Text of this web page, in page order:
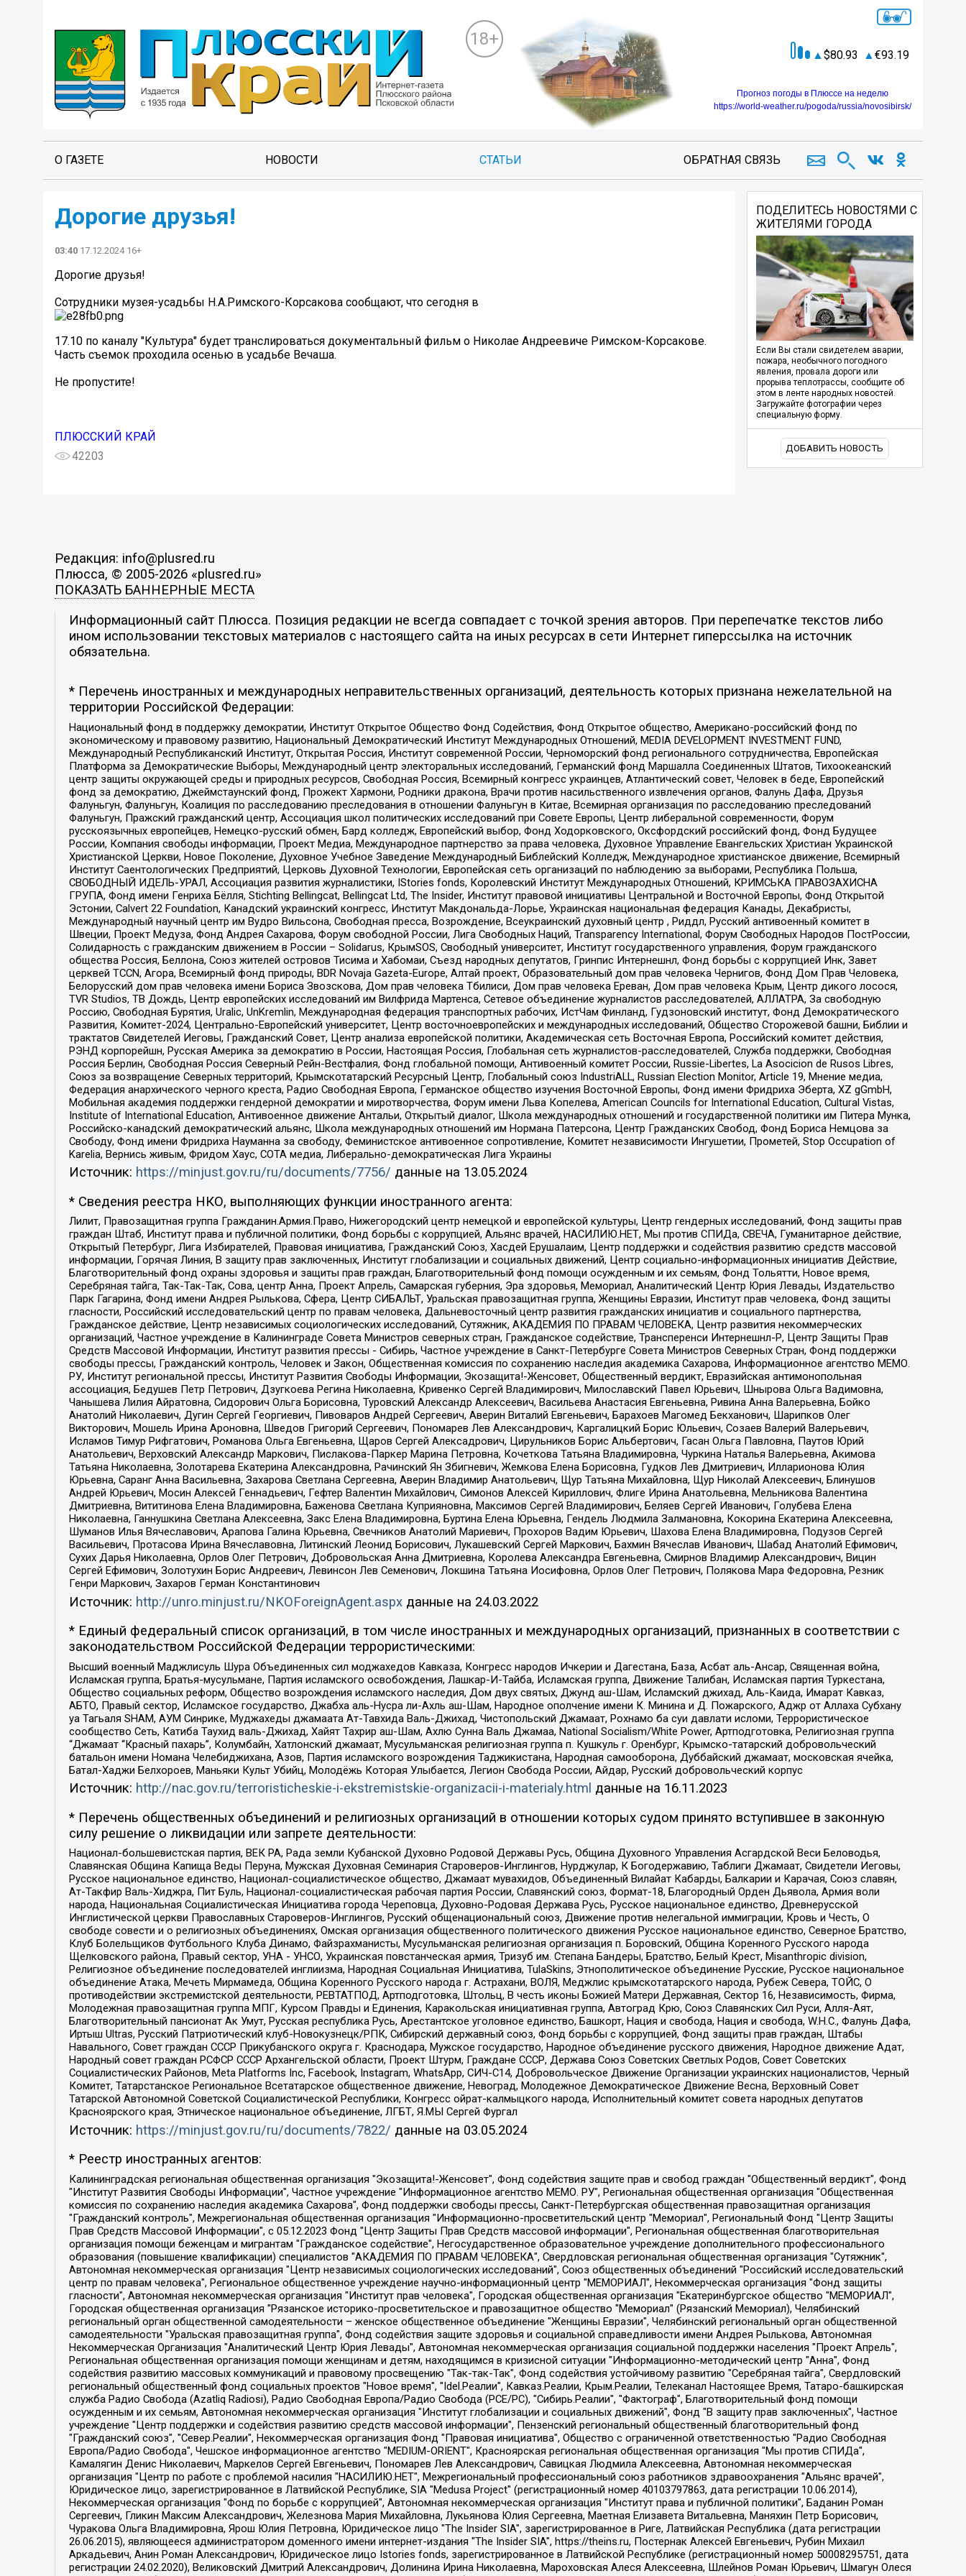
18+
80.93 93.19
Прогноз погоды в Плюссе на неделю
https://world-weather.ru/pogoda/russia/novosibirsk/
О ГАЗЕТЕ НОВОСТИ СТАТЬИ ОБРАТНАЯ СВЯЗЬ
Дорогие друзья!
03:40 17.12.2024 16+
Дорогие друзья!
Сотрудники музея-усадьбы Н.А.Римского-Корсакова сообщают, что сегодня в
17.10 по каналу "Культура" будет транслироваться документальный фильм о Николае Андреевиче Римском-Корсакове.
Часть съемок проходила осенью в усадьбе Вечаша.
Не пропустите!
ПЛЮССКИЙ КРАЙ
42203
ПОДЕЛИТЕСЬ НОВОСТЯМИ С
ЖИТЕЛЯМИ ГОРОДА
Если Вы стали свидетелем аварии,
пожара, необычного погодного
явления, провала дороги или
прорыва теплотрассы, сообщите об
этом в ленте народных новостей.
Загружайте фотографии через
специальную форму.
ДОБАВИТЬ НОВОСТЬ
Редакция: info@plusred.ru
Плюсса, © 2005-2026 «plusred.ru»
ПОКАЗАТЬ БАННЕРНЫЕ МЕСТА
Информационный сайт Плюсса. Позиция редакции не всегда совпадает с точкой зрения авторов. При перепечатке текстов либо
ином использовании текстовых материалов с настоящего сайта на иных ресурсах в сети Интернет гиперссылка на источник
обязательна.
* Перечень иностранных и международных неправительственных организаций, деятельность которых признана нежелательной на
территории Российской Федерации:
Национальный фонд в поддержку демократии, Институт Открытое Общество Фонд Содействия, Фонд Открытое общество, Американо-российский фонд по
экономическому и правовому развитию, Национальный Демократический Институт Международных Отношений, MEDIA DEVELOPMENT INVESTMENT FUND,
Международный Республиканский Институт, Открытая Россия, Институт современной России, Черноморский фонд регионального сотрудничества, Европейская
Платформа за Демократические Выборы, Международный центр электоральных исследований, Германский фонд Маршалла Соединенных Штатов, Тихоокеанский
центр защиты окружающей среды и природных ресурсов, Свободная Россия, Всемирный конгресс украинцев, Атлантический совет, Человек в беде, Европейский
фонд за демократию, Джеймстаунский фонд, Прожект Хармони, Родники дракона, Врачи против насильственного извлечения органов, Фалунь Дафа, Друзья
Фалуньгун, Фалуньгун, Коалиция по расследованию преследования в отношении Фалуньгун в Китае, Всемирная организация по расследованию преследований
Фалуньгун, Пражский гражданский центр, Ассоциация школ политических исследований при Совете Европы, Центр либеральной современности, Форум
русскоязычных европейцев, Немецко-русский обмен, Бард колледж, Европейский выбор, Фонд Ходорковского, Оксфордский российский фонд, Фонд Будущее
России, Компания свободы информации, Проект Медиа, Международное партнерство за права человека, Духовное Управление Евангельских Христиан Украинской
Христианской Церкви, Новое Поколение, Духовное Учебное Заведение Международный Библейский Колледж, Международное христианское движение, Всемирный
Институт Саентологических Предприятий, Церковь Духовной Технологии, Европейская сеть организаций по наблюдению за выборами, Республика Польша,
СВОБОДНЫЙ ИДЕЛЬ-УРАЛ, Ассоциация развития журналистики, IStories fonds, Королевский Институт Международных Отношений, КРИМСЬКА ПРАВОЗАХИСНА
ГРУПА, Фонд имени Генриха Бёлля, Stichting Bellingcat, Bellingcat Ltd, The Insider, Институт правовой инициативы Центральной и Восточной Европы, Фонд Открытой
Эстонии, Calvert 22 Foundation, Канадский украинский конгресс, Институт Макдональда-Лорье, Украинская национальная федерация Канады, Декабристы,
Международный научный центр им Вудро Вильсона, Свободная пресса, Возрождение, Всеукраинский духовный центр , Риддл, Русский антивоенный комитет в
Швеции, Проект Медуза, Фонд Андрея Сахарова, Форум свободной России, Лига Свободных Наций, Transparеncy International, Форум Свободных Народов ПостРоссии,
Солидарность с гражданским движением в России – Solidarus, КрымSOS, Свободный университет, Институт государственного управления, Форум гражданского
общества Россия, Беллона, Союз жителей островов Тисима и Хабомаи, Съезд народных депутатов, Гринпис Интернешнл, Фонд борьбы с коррупцией Инк, Завет
церквей TCCN, Агора, Всемирный фонд природы, BDR Novaja Gazeta-Europe, Алтай проект, Образовательный дом прав человека Чернигов, Фонд Дом Прав Человека,
Белорусский дом прав человека имени Бориса Звозскова, Дом прав человека Тбилиси, Дом прав человека Ереван, Дом прав человека Крым, Центр дикого лосося,
TVR Studios, ТВ Дождь, Центр европейских исследований им Вилфрида Мартенса, Сетевое объединение журналистов расследователей, АЛЛАТРА, За свободную
Россию, Свободная Бурятия, Uralic, UnKremlin, Международная федерация транспортных рабочих, ИстЧам Финланд, Гудзоновский институт, Фонд Демократического
Развития, Комитет-2024, Центрально-Европейский университет, Центр восточноевропейских и международных исследований, Общество Сторожевой башни, Библии и
трактатов Свидетелей Иеговы, Гражданский Совет, Центр анализа европейской политики, Академическая сеть Восточная Европа, Российский комитет действия,
РЭНД корпорейшн, Русская Америка за демократию в России, Настоящая Россия, Глобальная сеть журналистов-расследователей, Служба поддержки, Свободная
Россия Берлин, Свободная Россия Северный Рейн-Вестфалия, Фонд глобальной помощи, Антивоенный комитет России, Russie-Libertes, La Asocicion de Rusos Libres,
Союз за возвращение Северных территорий, Крымскотатарский Ресурсный Центр, Глобальный союз IndustriALL, Russian Election Monitor, Article 19, Мнение медиа,
Федерация анархического черного креста, Радио Свободная Европа, Германское общество изучения Восточной Европы, Фонд имени Фридриха Эберта, XZ gGmbH,
Мобильная академия поддержки гендерной демократии и миротворчества, Форум имени Льва Копелева, American Councils for International Education, Cultural Vistas,
Institute of International Education, Антивоенное движение Антальи, Открытый диалог, Школа международных отношений и государственной политики им Питера Мунка,
Российско-канадский демократический альянс, Школа международных отношений им Нормана Патерсона, Центр Гражданских Свобод, Фонд Бориса Немцова за
Свободу, Фонд имени Фридриха Науманна за свободу, Феминистское антивоенное сопротивление, Комитет независимости Ингушетии, Прометей, Stop Occupation of
Karelia, Вернись живым, Фридом Хаус, СОТА медиа, Либерально-демократическая Лига Украины
Источник: https://minjust.gov.ru/ru/documents/7756/ данные на 13.05.2024
* Сведения реестра НКО, выполняющих функции иностранного агента:
Лилит, Правозащитная группа Гражданин.Армия.Право, Нижегородский центр немецкой и европейской культуры, Центр гендерных исследований, Фонд защиты прав
граждан Штаб, Институт права и публичной политики, Фонд борьбы с коррупцией, Альянс врачей, НАСИЛИЮ.НЕТ, Мы против СПИДа, СВЕЧА, Гуманитарное действие,
Открытый Петербург, Лига Избирателей, Правовая инициатива, Гражданский Союз, Хасдей Ерушалаим, Центр поддержки и содействия развитию средств массовой
информации, Горячая Линия, В защиту прав заключенных, Институт глобализации и социальных движений, Центр социально-информационных инициатив Действие,
Благотворительный фонд охраны здоровья и защиты прав граждан, Благотворительный фонд помощи осужденным и их семьям, Фонд Тольятти, Новое время,
Серебряная тайга, Так-Так-Так, Сова, центр Анна, Проект Апрель, Самарская губерния, Эра здоровья, Мемориал, Аналитический Центр Юрия Левады, Издательство
Парк Гагарина, Фонд имени Андрея Рылькова, Сфера, Центр СИБАЛЬТ, Уральская правозащитная группа, Женщины Евразии, Институт прав человека, Фонд защиты
гласности, Российский исследовательский центр по правам человека, Дальневосточный центр развития гражданских инициатив и социального партнерства,
Гражданское действие, Центр независимых социологических исследований, Сутяжник, АКАДЕМИЯ ПО ПРАВАМ ЧЕЛОВЕКА, Центр развития некоммерческих
организаций, Частное учреждение в Калининграде Совета Министров северных стран, Гражданское содействие, Трансперенси Интернешнл-Р, Центр Защиты Прав
Средств Массовой Информации, Институт развития прессы - Сибирь, Частное учреждение в Санкт-Петербурге Совета Министров Северных Стран, Фонд поддержки
свободы прессы, Гражданский контроль, Человек и Закон, Общественная комиссия по сохранению наследия академика Сахарова, Информационное агентство МЕМО.
РУ, Институт региональной прессы, Институт Развития Свободы Информации, Экозащита!-Женсовет, Общественный вердикт, Евразийская антимонопольная
ассоциация, Бедушев Петр Петрович, Дзугкоева Регина Николаевна, Кривенко Сергей Владимирович, Милославский Павел Юрьевич, Шнырова Ольга Вадимовна,
Чанышева Лилия Айратовна, Сидорович Ольга Борисовна, Туровский Александр Алексеевич, Васильева Анастасия Евгеньевна, Ривина Анна Валерьевна, Бойко
Анатолий Николаевич, Дугин Сергей Георгиевич, Пивоваров Андрей Сергеевич, Аверин Виталий Евгеньевич, Барахоев Магомед Бекханович, Шарипков Олег
Викторович, Мошель Ирина Ароновна, Шведов Григорий Сергеевич, Пономарев Лев Александрович, Каргалицкий Борис Юльевич, Созаев Валерий Валерьевич,
Исламов Тимур Рифгатович, Романова Ольга Евгеньевна, Щаров Сергей Алексадрович, Цирульников Борис Альбертович, Гасан Ольга Павловна, Паутов Юрий
Анатольевич, Верховский Александр Маркович, Пислакова-Паркер Марина Петровна, Кочеткова Татьяна Владимировна, Чуркина Наталья Валерьевна, Акимова
Татьяна Николаевна, Золотарева Екатерина Александровна, Рачинский Ян Збигневич, Жемкова Елена Борисовна, Гудков Лев Дмитриевич, Илларионова Юлия
Юрьевна, Саранг Анна Васильевна, Захарова Светлана Сергеевна, Аверин Владимир Анатольевич, Щур Татьяна Михайловна, Щур Николай Алексеевич, Блинушов
Андрей Юрьевич, Мосин Алексей Геннадьевич, Гефтер Валентин Михайлович, Симонов Алексей Кириллович, Флиге Ирина Анатольевна, Мельникова Валентина
Дмитриевна, Вититинова Елена Владимировна, Баженова Светлана Куприяновна, Максимов Сергей Владимирович, Беляев Сергей Иванович, Голубева Елена
Николаевна, Ганнушкина Светлана Алексеевна, Закс Елена Владимировна, Буртина Елена Юрьевна, Гендель Людмила Залмановна, Кокорина Екатерина Алексеевна,
Шуманов Илья Вячеславович, Арапова Галина Юрьевна, Свечников Анатолий Мариевич, Прохоров Вадим Юрьевич, Шахова Елена Владимировна, Подузов Сергей
Васильевич, Протасова Ирина Вячеславовна, Литинский Леонид Борисович, Лукашевский Сергей Маркович, Бахмин Вячеслав Иванович, Шабад Анатолий Ефимович,
Сухих Дарья Николаевна, Орлов Олег Петрович, Добровольская Анна Дмитриевна, Королева Александра Евгеньевна, Смирнов Владимир Александрович, Вицин
Сергей Ефимович, Золотухин Борис Андреевич, Левинсон Лев Семенович, Локшина Татьяна Иосифовна, Орлов Олег Петрович, Полякова Мара Федоровна, Резник
Генри Маркович, Захаров Герман Константинович
Источник: http://unro.minjust.ru/NKOForeignAgent.aspxданные на 24.03.2022
* Единый федеральный список организаций, в том числе иностранных и международных организаций, признанных в соответствии с
законодательством Российской Федерации террористическими:
Высший военный Маджлисуль Шура Объединенных сил моджахедов Кавказа, Конгресс народов Ичкерии и Дагестана, База, Асбат аль-Ансар, Священная война,
Исламская группа, Братья-мусульмане, Партия исламского освобождения, Лашкар-И-Тайба, Исламская группа, Движение Талибан, Исламская партия Туркестана,
Общество социальных реформ, Общество возрождения исламского наследия, Дом двух святых, Джунд аш-Шам, Исламский джихад, Аль-Каида, Имарат Кавказ,
АБТО, Правый сектор, Исламское государство, Джабха аль-Нусра ли-Ахль аш-Шам, Народное ополчение имени К. Минина и Д. Пожарского, Аджр от Аллаха Субхану
уа Тагьаля SHAM, АУМ Синрике, Муджахеды джамаата Ат-Тавхида Валь-Джихад, Чистопольский Джамаат, Рохнамо ба суи давлати исломи, Террористическое
сообщество Сеть, Катиба Таухид валь-Джихад, Хайят Тахрир аш-Шам, Ахлю Сунна Валь Джамаа, National Socialism/White Power, Артподготовка, Религиозная группа
“Джамаат “Красный пахарь”, Колумбайн, Хатлонский джамаат, Мусульманская религиозная группа п. Кушкуль г. Оренбург, Крымско-татарский добровольческий
батальон имени Номана Челебиджихана, Азов, Партия исламского возрождения Таджикистана, Народная самооборона, Дуббайский джамаат, московская ячейка,
Батал-Хаджи Белхороев, Маньяки Культ Убийц, Молодёжь Которая Улыбается, Легион Свобода России, Айдар, Русский добровольческий корпус
Источник: http://nac.gov.ru/terroristicheskie-i-ekstremistskie-organizacii-i-materialy.html данные на 16.11.2023
* Перечень общественных объединений и религиозных организаций в отношении которых судом принято вступившее в законную
силу решение о ликвидации или запрете деятельности:
Национал-большевистская партия, ВЕК РА, Рада земли Кубанской Духовно Родовой Державы Русь, Община Духовного Управления Асгардской Веси Беловодья,
Славянская Община Капища Веды Перуна, Мужская Духовная Семинария Староверов-Инглингов, Нурджулар, К Богодержавию, Таблиги Джамаат, Свидетели Иеговы,
Русское национальное единство, Национал-социалистическое общество, Джамаат мувахидов, Объединенный Вилайат Кабарды, Балкарии и Карачая, Союз славян,
Ат-Такфир Валь-Хиджра, Пит Буль, Национал-социалистическая рабочая партия России, Славянский союз, Формат-18, Благородный Орден Дьявола, Армия воли
народа, Национальная Социалистическая Инициатива города Череповца, Духовно-Родовая Держава Русь, Русское национальное единство, Древнерусской
Инглистической церкви Православных Староверов-Инглингов, Русский общенациональный союз, Движение против нелегальной иммиграции, Кровь и Честь, О
свободе совести и о религиозных объединениях, Омская организация общественного политического движения Русское национальное единство, Северное Братство,
Клуб Болельщиков Футбольного Клуба Динамо, Файзрахманисты, Мусульманская религиозная организация п. Боровский, Община Коренного Русского народа
Щелковского района, Правый сектор, УНА - УНСО, Украинская повстанческая армия, Тризуб им. Степана Бандеры, Братство, Белый Крест, Misanthropic division,
Религиозное объединение последователей инглиизма, Народная Социальная Инициатива, TulaSkins, Этнополитическое объединение Русские, Русское национальное
объединение Атака, Мечеть Мирмамеда, Община Коренного Русского народа г. Астрахани, ВОЛЯ, Меджлис крымскотатарского народа, Рубеж Севера, ТОЙС, О
противодействии экстремистской деятельности, РЕВТАТПОД, Артподготовка, Штольц, В честь иконы Божией Матери Державная, Сектор 16, Независимость, Фирма,
Молодежная правозащитная группа МПГ, Курсом Правды и Единения, Каракольская инициативная группа, Автоград Крю, Союз Славянских Сил Руси, Алля-Аят,
Благотворительный пансионат Ак Умут, Русская республика Русь, Арестантское уголовное единство, Башкорт, Нация и свобода, Нация и свобода, W.H.С., Фалунь Дафа,
Иртыш Ultras, Русский Патриотический клуб-Новокузнецк/РПК, Сибирский державный союз, Фонд борьбы с коррупцией, Фонд защиты прав граждан, Штабы
Навального, Совет граждан СССР Прикубанского округа г. Краснодара, Мужское государство, Народное объединение русского движения, Народное движение Адат,
Народный совет граждан РСФСР СССР Архангельской области, Проект Штурм, Граждане СССР, Держава Союз Советских Светлых Родов, Совет Советских
Социалистических Районов, Meta Platforms Inc, Facebook, Instagram, WhatsApp, СИЧ-С14, Добровольческое Движение Организации украинских националистов, Черный
Комитет, Татарстанское Региональное Всетатарское общественное движение, Невоград, Молодежное Демократическое Движение Весна, Верховный Совет
Татарской Автономной Советской Социалистической Республики, Конгресс ойрат-калмыцкого народа, Исполнительный комитет совета народных депутатов
Красноярского края, Этническое национальное объединение, ЛГБТ, Я.МЫ Сергей Фургал
Источник: https://minjust.gov.ru/ru/documents/7822/ данные на 03.05.2024
* Реестр иностранных агентов:
Калининградская региональная общественная организация "Экозащита!-Женсовет", Фонд содействия защите прав и свобод граждан "Общественный вердикт", Фонд "Институт Развития Свободы Информации", Частное учреждение "Информационное агентство МЕМО. РУ", Региональная общественная организация "Общественная комиссия по сохранению наследия академика Сахарова", Фонд поддержки свободы прессы, Санкт-Петербургская общественная правозащитная организация "Гражданский контроль", Межрегиональная общественная организация "Информационно-просветительский центр "Мемориал", Региональный Фонд "Центр Защиты Прав Средств Массовой Информации", с 05.12.2023 Фонд "Центр Защиты Прав Средств массовой информации", Региональная общественная благотворительная организация помощи беженцам и мигрантам "Гражданское содействие", Негосударственное образовательное учреждение дополнительного профессионального образования (повышение квалификации) специалистов "АКАДЕМИЯ ПО ПРАВАМ ЧЕЛОВЕКА", Свердловская региональная общественная организация "Сутяжник", Автономная некоммерческая организация "Центр независимых социологических исследований", Союз общественных объединений "Российский исследовательский центр по правам человека", Региональное общественное учреждение научно-информационный центр "МЕМОРИАЛ", Некоммерческая организация "Фонд защиты гласности", Автономная некоммерческая организация "Институт прав человека", Городская общественная организация "Екатеринбургское общество "МЕМОРИАЛ", Городская общественная организация "Рязанское историко-просветительское и правозащитное общество "Мемориал" (Рязанский Мемориал), Челябинский региональный орган общественной самодеятельности – женское общественное объединение "Женщины Евразии", Челябинский региональный орган общественной самодеятельности "Уральская правозащитная группа", Фонд содействия защите здоровья и социальной справедливости имени Андрея Рылькова, Автономная Некоммерческая Организация "Аналитический Центр Юрия Левады", Автономная некоммерческая организация социальной поддержки населения "Проект Апрель", Региональная общественная организация помощи женщинам и детям, находящимся в кризисной ситуации "Информационно-методический центр "Анна", Фонд содействия развитию массовых коммуникаций и правовому просвещению "Так-так-Так", Фонд содействия устойчивому развитию "Серебряная тайга", Свердловский региональный общественный фонд социальных проектов "Новое время", "Idel.Реалии", Кавказ.Реалии, Крым.Реалии, Телеканал Настоящее Время, Татаро-башкирская служба Радио Свобода (Azatliq Radiosi), Радио Свободная Европа/Радио Свобода (PCE/PC), "Сибирь.Реалии", "Фактограф", Благотворительный фонд помощи осужденным и их семьям, Автономная некоммерческая организация "Институт глобализации и социальных движений", Фонд "В защиту прав заключенных", Частное учреждение "Центр поддержки и содействия развитию средств массовой информации", Пензенский региональный общественный благотворительный фонд "Гражданский союз", "Север.Реалии", Некоммерческая организация Фонд "Правовая инициатива", Общество с ограниченной ответственностью "Радио Свободная Европа/Радио Свобода", Чешское информационное агентство "MEDIUM-ORIENT", Красноярская региональная общественная организация "Мы против СПИДа", Камалягин Денис Николаевич, Маркелов Сергей Евгеньевич, Пономарев Лев Александрович, Савицкая Людмила Алексеевна, Автономная некоммерческая организация "Центр по работе с проблемой насилия "НАСИЛИЮ.НЕТ", Межрегиональный профессиональный союз работников здравоохранения "Альянс врачей", Юридическое лицо, зарегистрированное в Латвийской Республике, SIA "Medusa Project" (регистрационный номер 40103797863, дата регистрации 10.06.2014), Некоммерческая организация "Фонд по борьбе с коррупцией", Автономная некоммерческая организация "Институт права и публичной политики", Баданин Роман Сергеевич, Гликин Максим Александрович, Железнова Мария Михайловна, Лукьянова Юлия Сергеевна, Маетная Елизавета Витальевна, Маняхин Петр Борисович, Чуракова Ольга Владимировна, Ярош Юлия Петровна, Юридическое лицо "The Insider SIA", зарегистрированное в Риге, Латвийская Республика (дата регистрации 26.06.2015), являющееся администратором доменного имени интернет-издания "The Insider SIA", https://theins.ru, Постернак Алексей Евгеньевич, Рубин Михаил Аркадьевич, Анин Роман Александрович, Юридическое лицо Istories fonds, зарегистрированное в Латвийской Республике (регистрационный номер 50008295751, дата регистрации 24.02.2020), Великовский Дмитрий Александрович, Долинина Ирина Николаевна, Мароховская Алеся Алексеевна, Шлейнов Роман Юрьевич, Шмагун Олеся Валентиновна, Общество с ограниченной ответственностью "Альтаир 2021", Общество с ограниченной ответственностью "Вега 2021", Общество с ограниченной ответственностью "Главный редактор 2021", Общество с ограниченной ответственностью "Ромашки монолит", Важенков Артем Валерьевич, Ивановская областная общественная организация "Центр гендерных исследований", Гурман Юрий Альбертович, Медиапроект "ОВД-Инфо", Егоров Владимир Владимирович, Жилинский Владимир Александрович, Общество с ограниченной ответственностью "ЗП", Иванова София Юрьевна, Карезина Инна Павловна, Кильтау Екатерина Викторовна, Петров Алексей Викторович, Пискунов Сергей Евгеньевич, Смирнов Сергей Сергеевич, Тихонов Михаил Сергеевич, Общество с ограниченной ответственностью "ЖУРНАЛИСТ-ИНОСТРАННЫЙ АГЕНТ", Арапова Галина Юрьевна, Вольтская Татьяна Анатольевна, Американская компания "Mason G.E.S. Anonymous Foundation" (США), являющаяся владельцем интернет-издания https://mnews.world/, Компания "Stichting Bellingcat", зарегистрированная в Нидерландах (дата регистрации 11.07.2018), Захаров Андрей Вячеславович, Клепиковская Екатерина Дмитриевна, Общество с ограниченной ответственностью "МЕМО", Перл Роман Александрович, Симонов Евгений Алексеевич, Соловьева Елена Анатольевна, Сотников Даниил Владимирович, Сурначева Елизавета Дмитриевна, Автономная некоммерческая организация по защите прав человека и информированию населения "Якутия – Наше Мнение", Общество с ограниченной ответственностью "Москоу диджитал медиа", с 26.01.2023 Общество с ограниченной ответственностью "Чайка Белые сады", Ветошкина Валерия Валерьевна, Заговора Максим Александрович, Межрегиональное общественное движение "Российская ЛГБТ - сеть", Оленичев Максим Владимирович, Павлов Иван Юрьевич, Скворцова Елена Сергеевна, Общество с ограниченной ответственностью "Как бы инагент", Кочетков Игорь Викторович, Общество с ограниченной ответственностью "Честные выборы", Еланчик Олег Александрович, Общество с ограниченной ответственностью "Нобелевский призыв", Гималова Регина Эмилевна, Григорьев Андрей Валерьевич, Григорьева Алина Александровна, Ассоциация по содействию защите прав призывников, альтернативнослужащих и военнослужащих "Правозащитная группа "Гражданин.Армия.Право", Хисамова Регина Фаритовна, Автономная некоммерческая организация по реализации социально-правовых программ "Лилит", Дальневосточное общественное движение "Маяк", Санкт-Петербургская ЛГБТ-инициативная группа "Выход", Инициативная группа ЛГБТ+ "Реверс", Алексеев Андрей Викторович, Бекбулатова Таисия Львовна, Беляев Иван Михайлович, Владыкина Елена Сергеевна, Гельман Марат Александрович, Никульшина Вероника Юрьевна, Толоконникова Надежда Андреевна, Шендерович Виктор Анатольевич, Общество с ограниченной ответственностью "Данное сообщение", Общество с ограниченной ответственностью Издательский дом "Новая глава", Айнбиндер Александра Александровна, Московский комьюнити-центр для ЛГБТ+инициатив, Благотворительный фонд развития филантропии, Deutsche Welle (Германия, Kurt-Schumacher-Strasse 3, 53113 Bonn), Борзунова Мария Михайловна, Воробьев Виктор Викторович, Голубева Анна Львовна, Константинова Алла Михайловна, Малкова Ирина Владимировна, Мурадов Мурад Абдулгалимович, Осетинская Елизавета Николаевна, Понасенков Евгений Николаевич, Ганапольский Матвей Юрьевич, Киселев Евгений Алексеевич, Борухович Ирина Григорьевна, Дремин Иван Тимофеевич, Дубровский Дмитрий Викторович, Красноярская региональная общественная организация поддержки и развития альтернативных образовательных технологий и межкультурных коммуникаций "ИНТЕРРА", Маяковская Екатерина Алексеевна, Фейгин Марк Захарович, Филимонов Андрей Викторович, Дзугкоева Регина Николаевна, Доброхотов Роман Александрович, Дудь Юрий Александрович, Елкин Сергей Владимирович, Кругликов Кирилл Игоревич, Сабунаева Мария Леонидовна, Семенов Алексей Владимирович, Шаинян Карен Багратович, Шульман Екатерина Михайловна, Асафьев Артур Валерьевич, Вахштайн Виктор Семенович, Венедиктов Алексей Алексеевич, Лушникова Екатерина Евгеньевна, Волков Леонид Михайлович, Невзоров Александр Глебович, Пархоменко Сергей Борисович, Сироткин Ярослав Николаевич, Кара-Мурза Владимир Владимирович, Баранова Наталья Владимировна, Гозман Леонид Яковлевич, Кагарлицкий Борис Юльевич, Климарев Михаил Валерьевич, Милов Владимир Станиславович, Автономная некоммерческая организация Краснодарский центр современного искусства "Типография", Моргенштерн Алишер Тагирович, Соболь Любовь Эдуардовна, Общество с ограниченной ответственностью "ЛИЗА НОРМ", Каспаров Гарри Кимович, Ходорковский Михаил Борисович, Общество с ограниченной ответственностью "Апрельские тезисы", Данилович Ирина Брониславовна, Кашин Олег Владимирович, Петров Николай Владимирович, Пивоваров Алексей Владимирович, Соколов Михаил Владимирович, Цветкова Юлия Владимировна, Чичваркин Евгений Александрович, Комитет против пыток/Команда против пыток, Общество с ограниченной ответственностью "Первый научный", Общество с ограниченной ответственностью "Вертолет и ко", Белоцерковская Вероника Борисовна, Кац Максим Евгеньевич, Лазарева Татьяна Юрьевна, Шаведдинов Руслан Табризович, Яшин Илья Валерьевич, Общество с ограниченной ответственностью "Иноагент ААВ", Алешковский Дмитрий Петрович, Альбац Евгения Марковна, Быков Дмитрий Львович, Галямина Юлия Евгеньевна, Лойко Сергей Леонидович, Мартынов Кирилл Константинович, Медведев Сергей Александрович, Крашенинников Федор Геннадиевич, Гордеева Катерина Вл